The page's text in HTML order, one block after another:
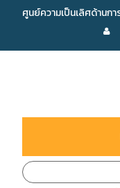
ศูนย์ความเป็นเลิศด้านก